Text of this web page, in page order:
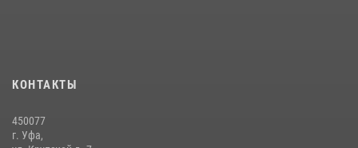
встреча с помощником командующего Приволжским округом по
27 июля 2026, 06:56
КОНТАКТЫ
450077
г. Уфа,